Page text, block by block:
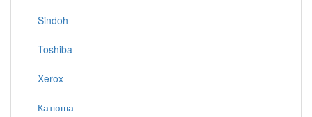
Sindoh
Toshiba
Xerox
Катюша